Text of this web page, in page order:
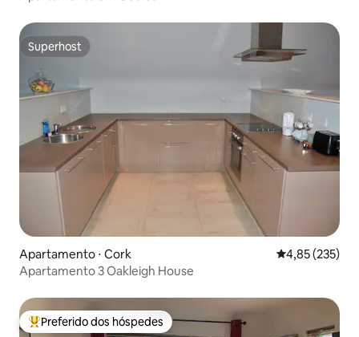
Superhost
Superhost
Apartamento ⋅ Cork 4,85 de uma
4,85 (235)
Apartamento 3 Oakleigh House
Entre os melhores preferidos dos hóspedes
Preferido dos hóspedes